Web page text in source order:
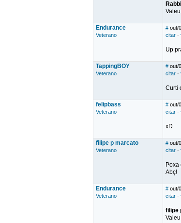
Endurance
Veterano
# out/
citar ·
Up
TappingBOY
Veterano
# out/
citar ·
Curti
felipbass
Veterano
# out/
citar ·
xD
filipe p marcato
Veterano
# out/
citar ·
Poxa
Abç!
Endurance
Veterano
# out/
citar ·
filipe